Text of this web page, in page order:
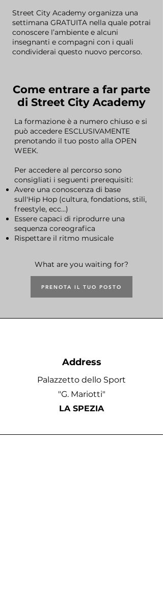
Street City Academy organizza una
settimana GRATUITA nella quale potrai
conoscere l’ambiente e alcuni
insegnanti e compagni con i quali
condividerai questo nuovo percorso.
Come entrare a far parte
di Street City Academy
La formazione è a numero chiuso e si
può accedere ESCLUSIVAMENTE
prenotando il tuo posto alla OPEN
WEEK.
Per accedere al percorso sono
consigliati i seguenti prerequisiti:
Avere una conoscenza di base
sull'Hip Hop (cultura, fondations, stili,
freestyle, ecc…)
Essere capaci di riprodurre una
sequenza coreografica
Rispettare il ritmo musicale
PRENOTA IL TUO POSTO
What are you waiting for?
Address
Palazzetto dello Sport
"G. Mariotti"
LA SPEZIA